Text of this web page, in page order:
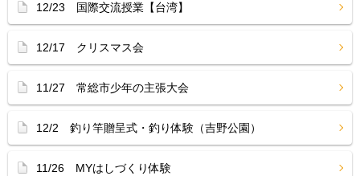
12/23 国際交流授業【台湾】
12/17 クリスマス会
11/27 常総市少年の主張大会
12/2 釣り竿贈呈式・釣り体験（吉野公園）
11/26 MYはしづくり体験